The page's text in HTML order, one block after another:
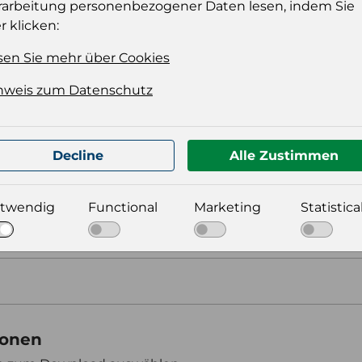
für Ihre Produktdatei aus
personenbezogener Daten lesen, indem Sie
klicken:
Sie mehr über Cookies
zum Datenschutz
Decline Alle Zustimmen
Functional Marketing